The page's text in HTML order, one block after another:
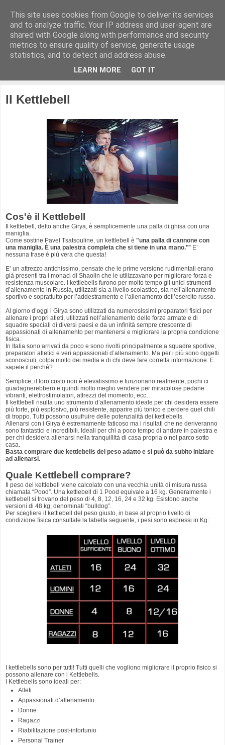
Kettlebell Italia
Il sito che parla di Kettlebell in Italia
Il Kettlebell
Cos'è il Kettlebell
Il kettlebell, detto anche Girya, è semplicemente una palla di ghisa con una
maniglia.
Come sostine Pavel Tsatsouline, un kettlebell è "una palla di cannone con
una maniglia. È una palestra completa che si tiene in una mano.”” E’
nessuna frase è più vera che questa!
E’ un attrezzo antichissimo, pensate che le prime versione rudimentali erano
già presenti tra i monaci di Shaolin che le utilizzavano per migliorare forza e
resistenza muscolare. I kettlebells furono per molto tempo gli unici strumenti
d’allenamento in Russia, utilizzati sia a livello scolastico, sia nell’allenamento
sportivo e soprattutto per l’addestramento e l’allenamento dell’esercito russo.
Al giorno d’oggi i Girya sono utilizzati da numerosissimi preparatori fisici per
allenare i propri atleti, utilizzati nell’allenamento delle forze armate e di
squadre speciali di diversi paesi e da un infinità sempre crescente di
appassionati di allenamento per mantenersi e migliorare la propria condizione
fisica.
In Italia sono arrivati da poco e sono rivolti principalmente a squadre sportive,
preparatori atletici e veri appassionati d’allenamento. Ma per i più sono oggetti
sconosciuti, colpa molto dei media e di chi deve fare corretta informazione. E
sapete il perché?
Semplice, il loro costo non è elevatissimo e funzionano realmente, pochi ci
guadagnerebbero e quindi molto meglio vendere per miracolose pedane
vibranti, elettrostimolatori, attrezzi del momento, ecc…
Il kettlebell risulta uno strumento d’allenamento ideale per chi desidera essere
più forte, più esplosivo, più resistente, apparire più tonico e perdere quel chili
di troppo. Tutti possono usufruire delle potenzialità dei kettlebells.
Allenarsi con i Girya è estremamente faticoso ma i risultati che ne deriveranno
sono fantastici e incredibili. Ideali per chi a poco tempo di andare in palestra e
per chi desidera allenarsi nella tranquillità di casa propria o nel parco sotto
casa.
Basta comprare due kettlebells del peso adatto e si può da subito iniziare
ad allenarsi.
Quale Kettlebell comprare?
Il peso del kettlebell viene calcolato con una vecchia unità di misura russa
chiamata “Pood”. Una kettlebell di 1 Pood equivale a 16 kg. Generalmente i
kettlebell si trovano del peso di 4, 8, 12, 16, 24 e 32 kg. Esistono anche
versioni di 48 kg, denominati “bulldog”.
Per scegliere il kettlebell del peso giusto, in base al proprio livello di
condizione fisica consultate la tabella seguente, i pesi sono espressi in Kg:
I kettlebells sono per tutti! Tutti quelli che vogliono migliorare il proprio fisico si
possono allenare con i Kettlebells.
I Kettlebells sono ideali per:
Atleti
Appassionati d’allenamento
Donne
Ragazzi
Riabilitazione post-infortunio
Personal Trainer
This site uses cookies from Google to deliver its services
and to analyze traffic. Your IP address and user-agent are
shared with Google along with performance and security
metrics to ensure quality of service, generate usage
statistics, and to detect and address abuse.
LEARN MORE GOT IT